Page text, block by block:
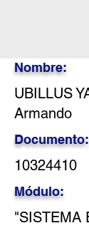
Nombre:
UBILLUS
Armando
Documento:
10324410
Módulo:
"SISTEMA